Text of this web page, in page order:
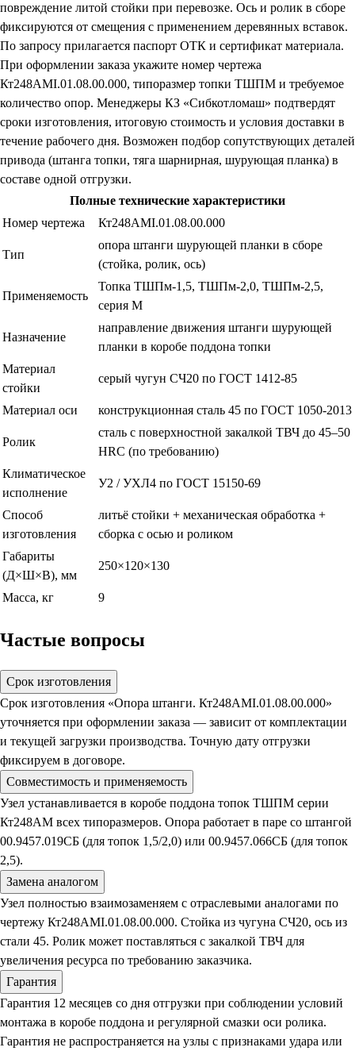
повреждение литой стойки при перевозке. Ось и ролик в сборе
фиксируются от смещения с применением деревянных вставок.
По запросу прилагается паспорт ОТК и сертификат материала.
При оформлении заказа укажите номер чертежа
Кт248АМI.01.08.00.000, типоразмер топки ТШПМ и требуемое
количество опор. Менеджеры КЗ «Сибкотломаш» подтвердят
сроки изготовления, итоговую стоимость и условия доставки в
течение рабочего дня. Возможен подбор сопутствующих деталей
привода (штанга топки, тяга шарнирная, шурующая планка) в
составе одной отгрузки.
Полные технические характеристики
Номер чертежа
Кт248АМI.01.08.00.000
Тип
опора штанги шурующей планки в сборе
(стойка, ролик, ось)
Применяемость
Топка ТШПм-1,5, ТШПм-2,0, ТШПм-2,5,
серия М
Назначение
направление движения штанги шурующей
планки в коробе поддона топки
Материал
стойки
серый чугун СЧ20 по ГОСТ 1412-85
Материал оси конструкционная сталь 45 по ГОСТ 1050-2013
Ролик
сталь с поверхностной закалкой ТВЧ до 45–50
HRC (по требованию)
Климатическое
исполнение
У2 / УХЛ4 по ГОСТ 15150-69
Способ
изготовления
литьё стойки + механическая обработка +
сборка с осью и роликом
Габариты
(Д×Ш×В), мм
250×120×130
Масса, кг 9
Частые вопросы
Срок изготовления
Срок изготовления «Опора штанги. Кт248АМI.01.08.00.000»
уточняется при оформлении заказа — зависит от комплектации
и текущей загрузки производства. Точную дату отгрузки
фиксируем в договоре.
Совместимость и применяемость
Узел устанавливается в коробе поддона топок ТШПМ серии
Кт248АМ всех типоразмеров. Опора работает в паре со штангой
00.9457.019СБ (для топок 1,5/2,0) или 00.9457.066СБ (для топок
2,5).
Замена аналогом
Узел полностью взаимозаменяем с отраслевыми аналогами по
чертежу Кт248АМI.01.08.00.000. Стойка из чугуна СЧ20, ось из
стали 45. Ролик может поставляться с закалкой ТВЧ для
увеличения ресурса по требованию заказчика.
Гарантия
Гарантия 12 месяцев со дня отгрузки при соблюдении условий
монтажа в коробе поддона и регулярной смазки оси ролика.
Гарантия не распространяется на узлы с признаками удара или